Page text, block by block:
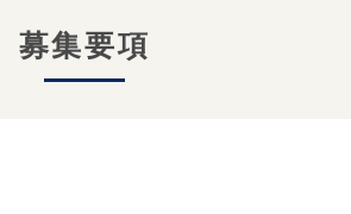
募集要項